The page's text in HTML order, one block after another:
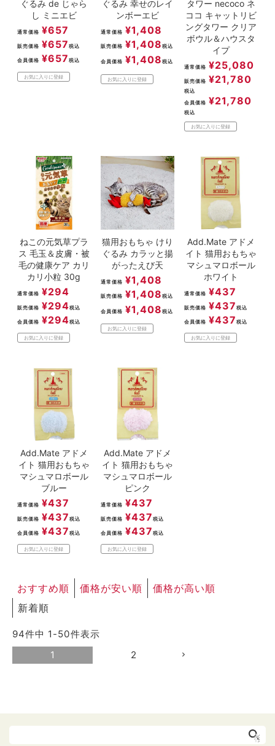
ぐるみ de じゃら
し ミニエビ
通常価格 ¥657
販売価格 ¥657 税込
会員価格 ¥657 税込
お気に入りに登録
ぐるみ 幸せのレイ
ンボーエビ
通常価格 ¥1,408
販売価格 ¥1,408 税込
会員価格 ¥1,408 税込
お気に入りに登録
タワー necoco ネ
ココ キャットリビ
ングタワー クリア
ボウル＆ハウスタ
イプ
通常価格 ¥25,080
販売価格 ¥21,780
税込
会員価格 ¥21,780
税込
お気に入りに登録
ねこの元気草プラ
ス 毛玉＆皮膚・被
毛の健康ケア カリ
カリ小粒 30g
通常価格 ¥294
販売価格 ¥294税込
会員価格 ¥294税込
お気に入りに登録
猫用おもちゃ けり
ぐるみ カラッと揚
がったえび天
通常価格 ¥1,408
販売価格 ¥1,408 税込
会員価格 ¥1,408 税込
お気に入りに登録
Add.Mate アドメ
イト 猫用おもちゃ
マシュマロボール
ホワイト
通常価格 ¥437
販売価格 ¥437 税込
会員価格 ¥437 税込
お気に入りに登録
Add.Mate アドメ
イト 猫用おもちゃ
マシュマロボール
ブルー
通常価格 ¥437
販売価格 ¥437 税込
会員価格 ¥437 税込
お気に入りに登録
Add.Mate アドメ
イト 猫用おもちゃ
マシュマロボール
ピンク
通常価格 ¥437
販売価格 ¥437 税込
会員価格 ¥437 税込
お気に入りに登録
おすすめ順 価格が安い順
価格が高い順
新着順
94件中 1 -50件表示
1
2